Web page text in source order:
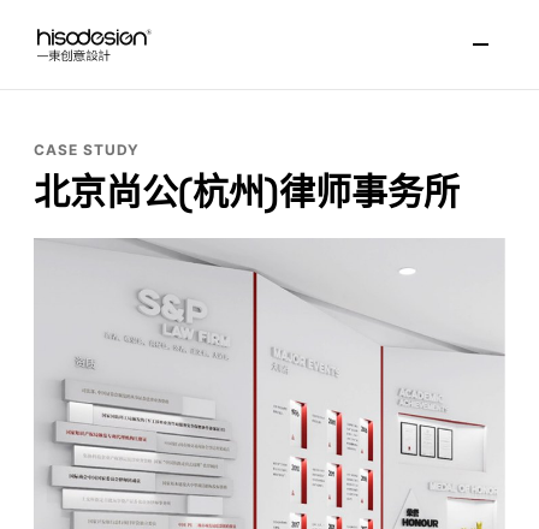
CASE STUDY
北京尚公(杭州)律师事务所